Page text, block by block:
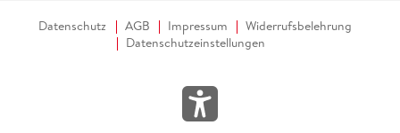
Datenschutz AGB Impressum
Widerrufsbelehrung
Datenschutzeinstellungen